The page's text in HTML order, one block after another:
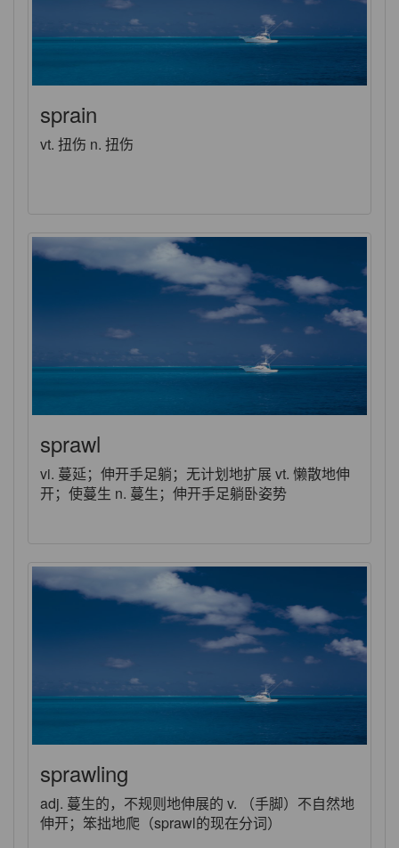
sprain
vt. 扭伤 n. 扭伤
sprawl
vi. 蔓延；伸开手足躺；无计划地扩展 vt. 懒散地伸
开；使蔓生 n. 蔓生；伸开手足躺卧姿势
sprawling
adj. 蔓生的，不规则地伸展的 v. （手脚）不自然地
伸开；笨拙地爬（sprawl的现在分词）